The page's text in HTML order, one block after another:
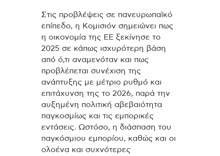
Στις προβλέψεις σε πανευρωπαϊκό
επίπεδο, η Κομισιόν σημειώνει πως
η οικονομία της ΕΕ ξεκίνησε το
2025 σε κάπως ισχυρότερη βάση
από ό,τι αναμενόταν και πως
προβλέπεται συνέχιση της
ανάπτυξης με μέτριο ρυθμό και
επιτάχυνση της το 2026, παρά την
αυξημένη πολιτική αβεβαιότητα
παγκοσμίως και τις εμπορικές
εντάσεις. Ωστόσο, η διάσπαση του
παγκόσμιου εμπορίου, καθώς και οι
ολοένα και συχνότερες